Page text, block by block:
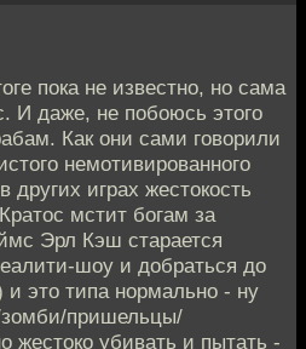
пока не известно, но сама
И даже, не побоюсь этого
Как они сами говорили
немотивированного
других играх жестокость
мстит богам за
Эрл Кэш старается
шоу и добраться до
и это типа нормально - ну
пришельцы/
убивать и пытать -